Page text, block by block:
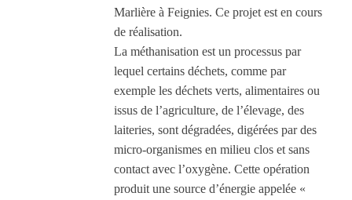
Marlière à Feignies. Ce projet est en cours
de réalisation.
La méthanisation est un processus par
lequel certains déchets, comme par
exemple les déchets verts, alimentaires ou
issus de l’agriculture, de l’élevage, des
laiteries, sont dégradées, digérées par des
micro-organismes en milieu clos et sans
contact avec l’oxygène. Cette opération
produit une source d’énergie appelée «